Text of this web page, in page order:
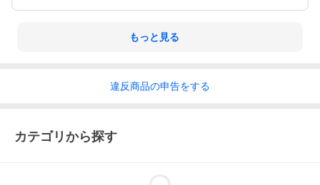
もっと見る
違反商品の申告をする
カテゴリから探す